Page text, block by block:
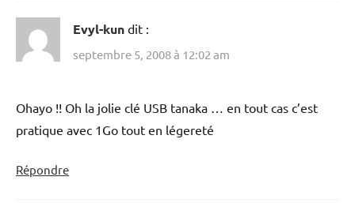
Evyl-kun dit :
septembre 5, 2008 à 12:02 am
Ohayo !! Oh la jolie clé USB tanaka … en tout cas c’est
pratique avec 1Go tout en légereté
Répondre